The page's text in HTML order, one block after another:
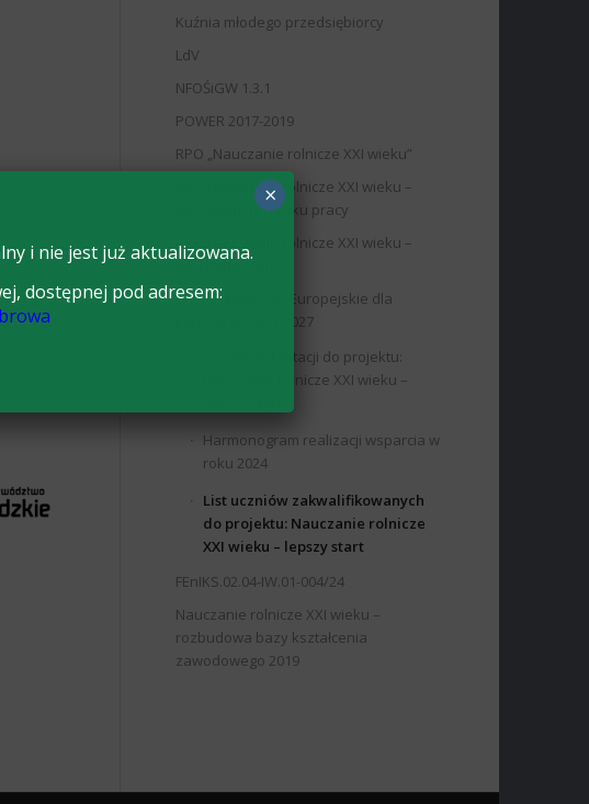
Kuźnia młodego przedsiębiorcy
LdV
NFOŚiGW 1.3.1
POWER 2017-2019
RPO „Nauczanie rolnicze XXI wieku”
RPO Nauczanie rolnicze XXI wieku –
absolwent na rynku pracy
RPO Nauczanie rolnicze XXI wieku –
młodzi na start
FEDL – Fundusze Europejskie dla
Łódzkiego 2021-2027
Zasady rekrutacji do projektu:
Nauczanie rolnicze XXI wieku –
Harmonogram realizacji wsparcia w
roku 2024
List uczniów zakwalifikowanych
do projektu: Nauczanie rolnicze
XXI wieku – lepszy start
FEnIKS.02.04-IW.01-004/24
Nauczanie rolnicze XXI wieku –
rozbudowa bazy kształcenia
zawodowego 2019
i nie jest już aktualizowana.
dostępnej pod adresem:
×